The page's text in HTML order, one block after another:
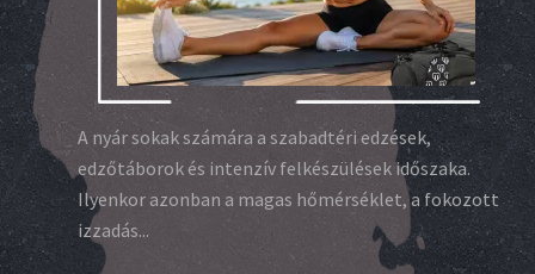
A nyár sokak számára a szabadtéri edzések,
edzőtáborok és intenzív felkészülések időszaka.
Ilyenkor azonban a magas hőmérséklet, a fokozott
izzadás...